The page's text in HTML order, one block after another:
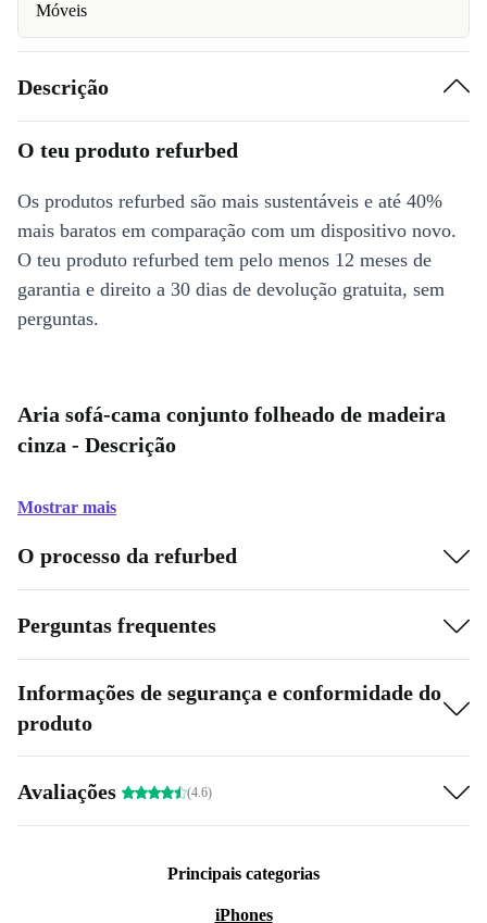
Móveis
Descrição
O teu produto refurbed
Os produtos refurbed são mais sustentáveis e até 40%
mais baratos em comparação com um dispositivo novo.
O teu produto refurbed tem pelo menos 12 meses de
garantia e direito a 30 dias de devolução gratuita, sem
perguntas.
Aria sofá-cama conjunto folheado de madeira
cinza - Descrição
Mostrar mais
O processo da refurbed
Perguntas frequentes
Informações de segurança e conformidade do
produto
Avaliações (4.6)
Principais categorias
iPhones